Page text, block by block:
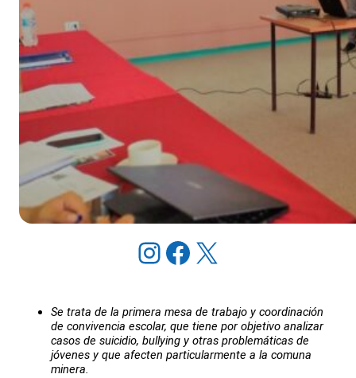
Instagram Facebook X
Se trata de la primera mesa de trabajo y coordinación
de convivencia escolar, que tiene por objetivo analizar
casos de suicidio, bullying y otras problemáticas de
jóvenes y que afecten particularmente a la comuna
minera.